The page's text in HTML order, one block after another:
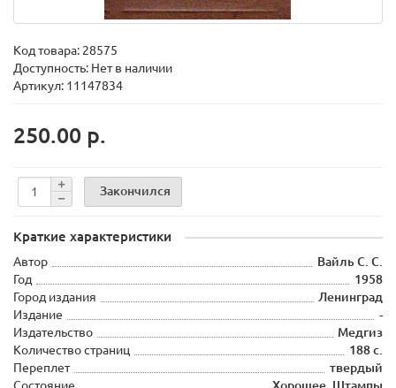
Код товара: 28575
Доступность: Нет в наличии
Артикул: 11147834
250.00 р.
Закончился
Краткие характеристики
Автор
Вайль С. С.
Год
1958
Город издания
Ленинград
Издание
-
Издательство
Медгиз
Количество страниц
188 с.
Переплет
твердый